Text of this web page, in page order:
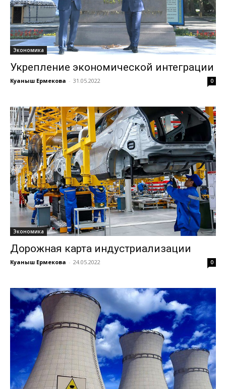
Экономика
Укрепление экономической интеграции
Куаныш Ермекова - 31.05.2022 0
Экономика
Дорожная карта индустриализации
Куаныш Ермекова - 24.05.2022 0